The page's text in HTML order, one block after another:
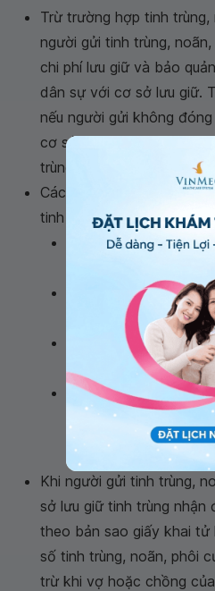
Trừ trường hợp tinh
người gửi tinh trùng,
chi phí lưu giữ và bảo
dân sự với cơ sở lưu giữ.
nếu người gửi không
cơ sở khám chữa bệnh
trùng, noãn hoặc phôi đã
Các tình huống sau đây
tinh trùng, noãn, phôi:
Cặp vợ chồng đang
chồng hoặc vợ là
Người có nguyện
Người tình nguyện
Cặp vợ chồng vô sinh
thân cần lưu giữ phôi
trong ống nghiệm
Khi người gửi tinh trùng,
sở lưu giữ tinh trùng
theo bản sao giấy khai tử
số tinh trùng, noãn, phôi
trừ khi vợ hoặc chồng